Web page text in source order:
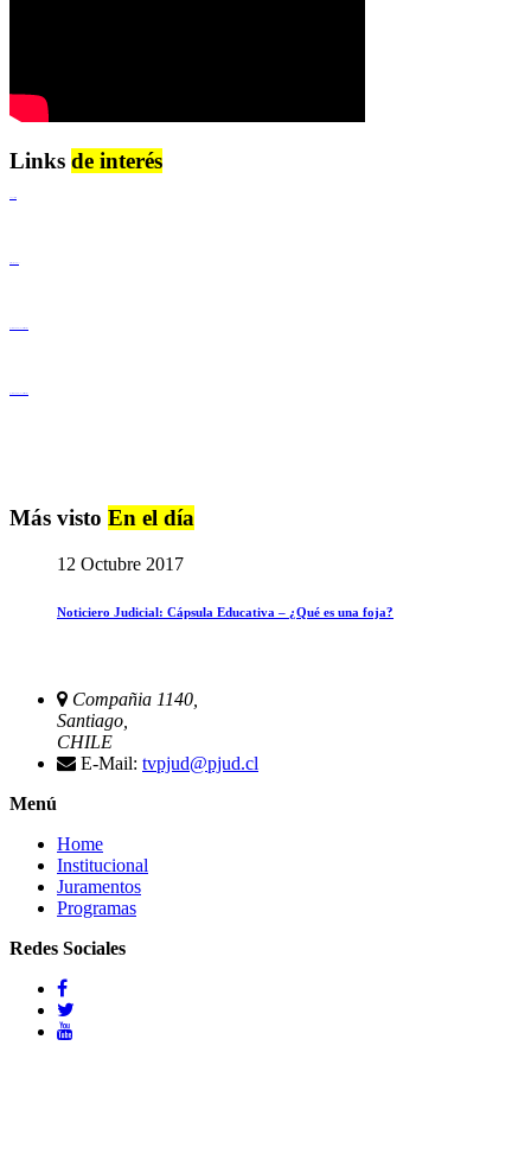
Links de interés
Más visto En el día
12 Octubre 2017
Noticiero Judicial: Cápsula Educativa – ¿Qué es una foja?
Compañia 1140,
Santiago,
CHILE
E-Mail: tvpjud@pjud.cl
Menú
Home
Institucional
Juramentos
Programas
Redes Sociales